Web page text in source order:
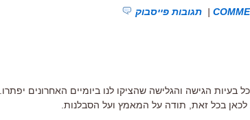
| תגובות פייסבוק
בעיות הגישה והגלישה שהציקו לנו ביומיים האחרונים
בכל זאת, תודה על המאמץ ועל הסבלנות.